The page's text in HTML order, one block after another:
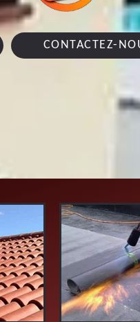
CONTACTEZ-